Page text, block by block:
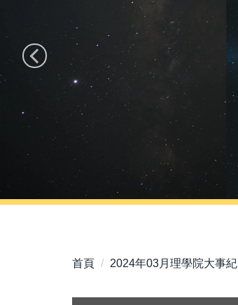
首頁 2024年03月理學院大事紀